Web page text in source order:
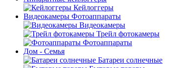
Кейлоггеры
Видеокамеры Фотоаппараты
Видеокамеры
Трейл фотокамеры
Фотоаппараты
Дом - Семья
Батареи солнечные